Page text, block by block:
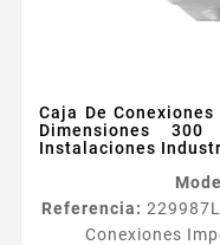
Caja De
Dimensiones
Instalaciones
Referencia: 229987
Conexiones